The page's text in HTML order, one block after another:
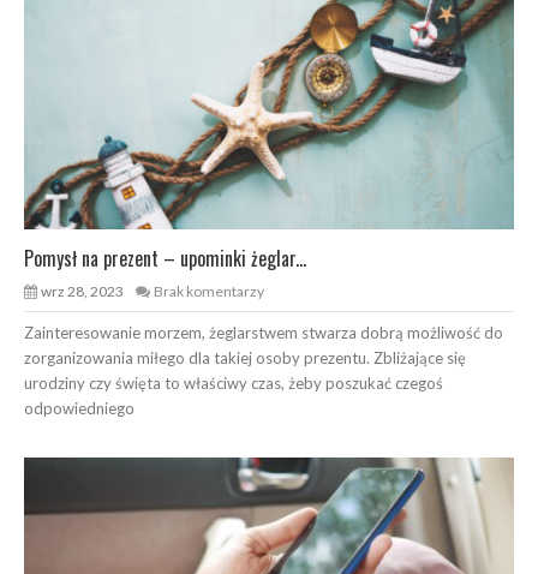
Pomysł na prezent – upominki żeglar...
wrz 28, 2023 Brak komentarzy
Zainteresowanie morzem, żeglarstwem stwarza dobrą możliwość do
zorganizowania miłego dla takiej osoby prezentu. Zbliżające się
urodziny czy święta to właściwy czas, żeby poszukać czegoś
odpowiedniego